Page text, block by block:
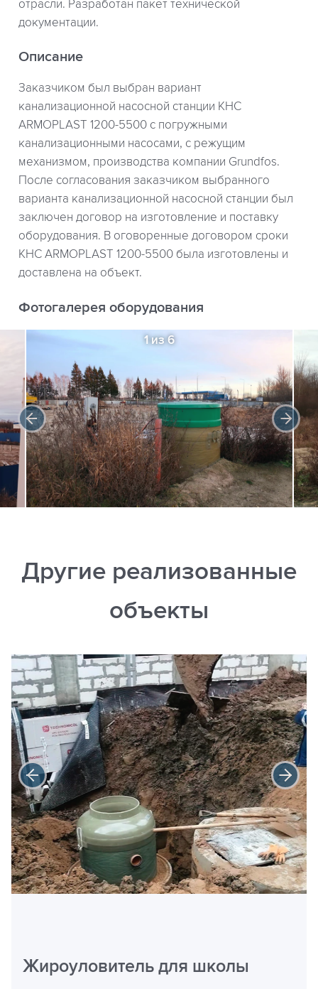
отрасли. Разработан пакет технической
документации.
Описание
Заказчиком был выбран вариант
канализационной насосной станции КНС
ARMOPLAST 1200-5500 с погружными
канализационными насосами, с режущим
механизмом, производства компании Grundfos.
После согласования заказчиком выбранного
варианта канализационной насосной станции был
заключен договор на изготовление и поставку
оборудования. В оговоренные договором сроки
КНС ARMOPLAST 1200-5500 была изготовлены и
доставлена на объект.
Фотогалерея оборудования
1 из 6
Другие реализованные
объекты
Жироуловитель для школы